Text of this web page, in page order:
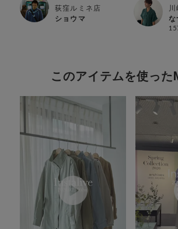
荻窪ルミネ店
ショウマ
な
このアイテムを使った